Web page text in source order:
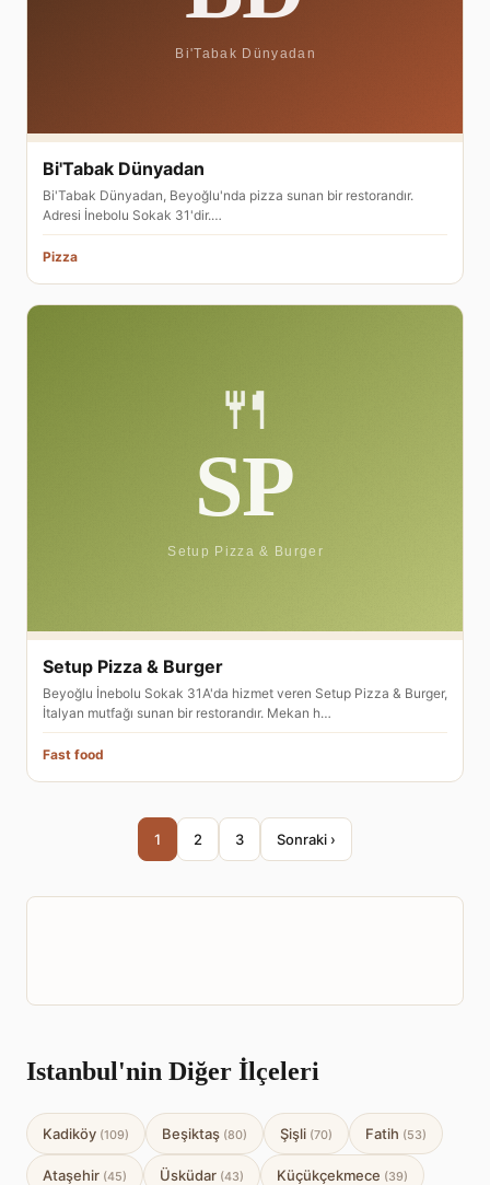
Bi'Tabak Dünyadan
Bi'Tabak Dünyadan, Beyoğlu'nda pizza sunan bir restorandır.
Adresi İnebolu Sokak 31'dir.…
Pizza
Setup Pizza & Burger
Beyoğlu İnebolu Sokak 31A'da hizmet veren Setup Pizza & Burger,
İtalyan mutfağı sunan bir restorandır. Mekan h…
Fast food
1 2 3 Sonraki ›
Istanbul'nin Diğer İlçeleri
Kadiköy (109) Beşiktaş (80) Şişli (70) Fatih (53)
Ataşehir (45) Üsküdar (43) Küçükçekmece (39)